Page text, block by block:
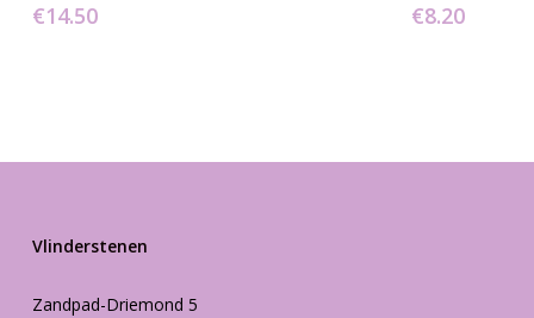
€14.50
€8.20
Vlinderstenen
Zandpad-Driemond 5